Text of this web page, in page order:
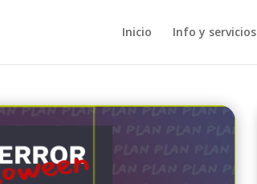
Inicio Info y servicios